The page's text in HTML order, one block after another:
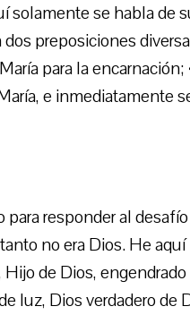
solamente se habla de
preposiciones
para la encarnación;
e inmediatamente
responder al
no era Dios. He aquí
de Dios, engendrado
luz, Dios verdadero de